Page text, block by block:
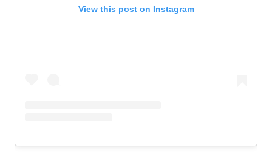
View this post on Instagram